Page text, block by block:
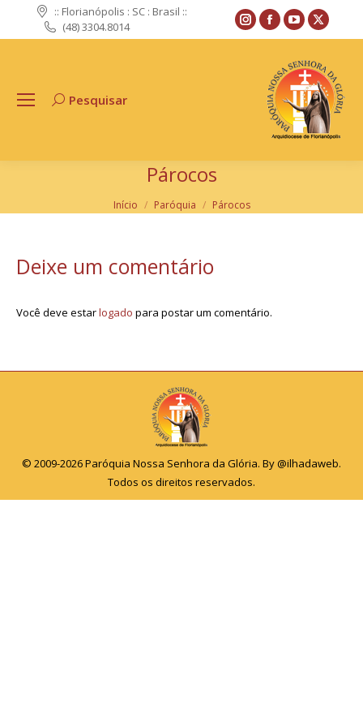
:: Florianópolis : SC : Brasil ::
(48) 3304.8014
Instagram
page
new
window
Facebook
page
opens
in
new
window
YouTube
page
opens
in
new
window
X
page
in
new
Search:Pesquisar
Párocos
Você está aqui:
Início Paróquia Párocos
Deixe um comentário
Você deve estarlogado para postar um comentário.
© 2009-2026 Paróquia Nossa Senhora da Glória. By@ilhadaweb.
Todos os direitos reservados.